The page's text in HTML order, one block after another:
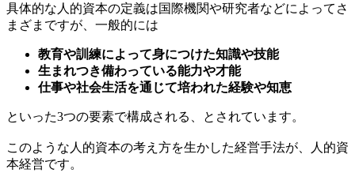
具体的な人的資本の定義は国際機関や研究者などによってさ
まざまですが、一般的には
教育や訓練によって身につけた知識や技能
生まれつき備わっている能力や才能
仕事や社会生活を通じて培われた経験や知恵
といった3つの要素で構成される、とされています。
このような人的資本の考え方を生かした経営手法が、人的資
本経営です。